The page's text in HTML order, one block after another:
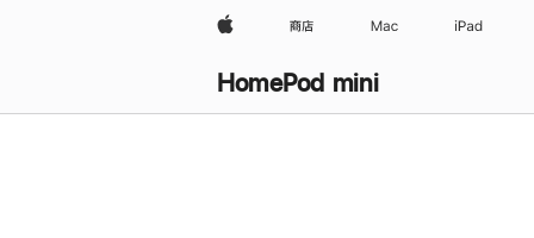
Apple 商店 Mac iPad
HomePod mini